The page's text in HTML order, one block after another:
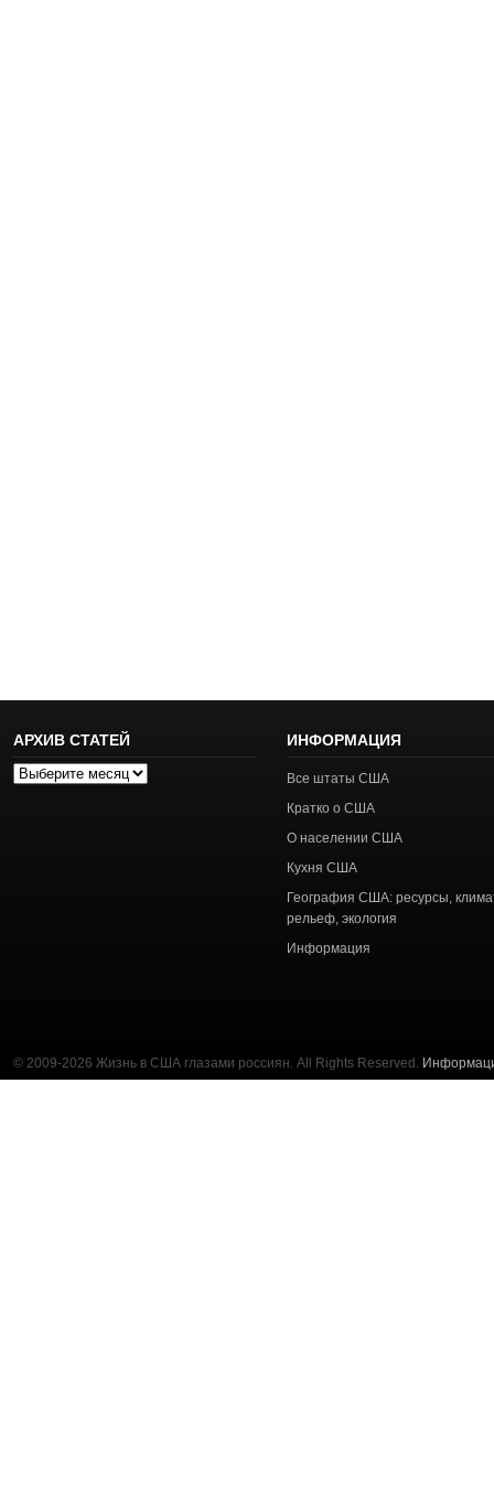
АРХИВ СТАТЕЙ
Архив
ИНФОРМАЦИЯ
Все штаты США
Кратко о США
О населении США
Кухня США
География США: ресурсы,
рельеф, экология
Информация
© 2009-2026 Жизнь в США глазами россиян. All Rights Reserved.